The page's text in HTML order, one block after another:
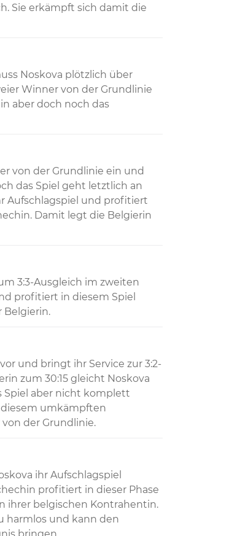
Sie erkämpft sich damit die
Noskova plötzlich über
Winner von der Grundlinie
aber doch noch das
von der Grundlinie ein und
das Spiel geht letztlich an
Aufschlagspiel und profitiert
Damit legt die Belgierin
3:3-Ausgleich im zweiten
profitiert in diesem Spiel
Belgierin.
und bringt ihr Service zur 3:2-
zum 30:15 gleicht Noskova
Spiel aber nicht komplett
umkämpften
der Grundlinie.
ihr Aufschlagspiel
profitiert in dieser Phase
ihrer belgischen Kontrahentin.
harmlos und kann den